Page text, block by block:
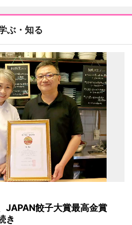
ぶ・知る
JAPAN餃子大賞最高金賞
き